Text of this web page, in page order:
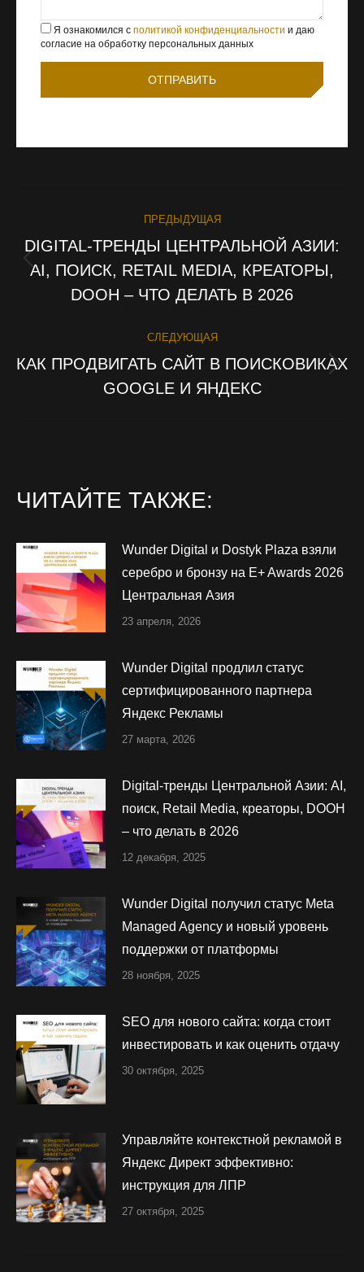
Я ознакомился с политикой конфиденциальности и даю
согласие на обработку персональных данных
НАВИГАЦИЯ
ПО
ЗАПИСЯМ
ПРЕДЫДУЩАЯ
Предыдущая
запись:
DIGITAL-ТРЕНДЫ ЦЕНТРАЛЬНОЙ АЗИИ:
AI, ПОИСК, RETAIL MEDIA, КРЕАТОРЫ,
DOOH – ЧТО ДЕЛАТЬ В 2026
СЛЕДУЮЩАЯ
запись:
КАК ПРОДВИГАТЬ САЙТ В ПОИСКОВИКАХ
GOOGLE И ЯНДЕКС
ЧИТАЙТЕ ТАКЖЕ:
Wunder Digital и Dostyk Plaza взяли
серебро и бронзу на E+ Awards 2026
Центральная Азия
23 апреля, 2026
Wunder Digital продлил статус
сертифицированного партнера
Яндекс Рекламы
27 марта, 2026
Digital-тренды Центральной Азии: AI,
поиск, Retail Media, креаторы, DOOH
– что делать в 2026
12 декабря, 2025
Wunder Digital получил статус Meta
Managed Agency и новый уровень
поддержки от платформы
28 ноября, 2025
SEO для нового сайта: когда стоит
инвестировать и как оценить отдачу
30 октября, 2025
Управляйте контекстной рекламой в
Яндекс Директ эффективно:
инструкция для ЛПР
27 октября, 2025